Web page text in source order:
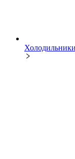
Холодильники